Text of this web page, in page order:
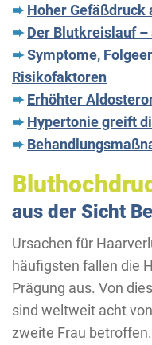
➨Hoher Gefäßdruck
➨Der Blutkreislauf –
➨Symptome,
Risikofaktoren
➨Erhöhter
➨Hypertonie greift
➨
aus der Sicht
Ursachen für
häufigsten fallen die
Prägung aus. Von
sind weltweit acht
zweite Frau